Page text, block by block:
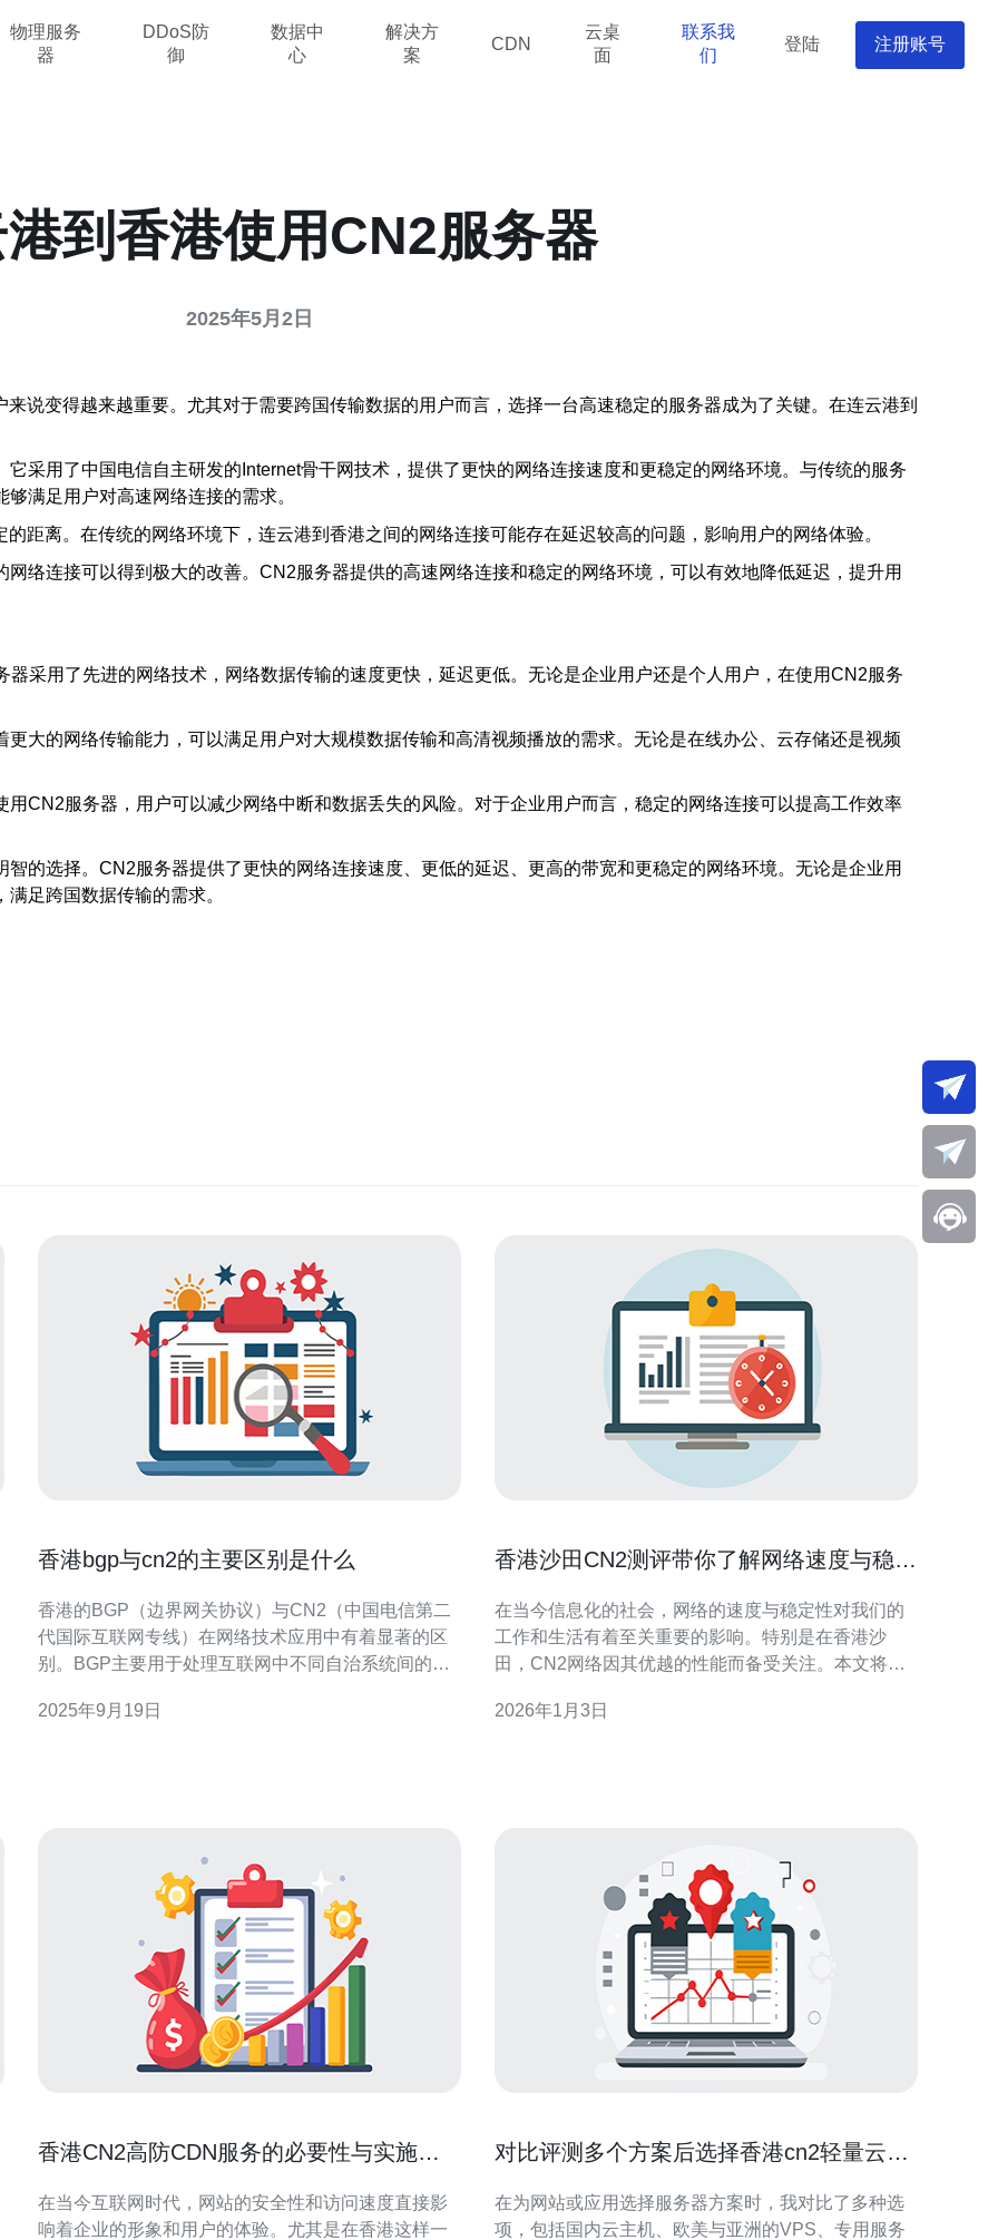
物理服务
器
DDoS防
御
数据中
心
解决方
案
CDN
云桌
面
联系我
们
登陆 注册账号
到香港使用CN2服务器
2025年5月2日
说变得越来越重要。尤其对于需要跨国传输数据的用户而言，选择一台高速稳定的服务器成为了关键。在连云港到
采用了中国电信自主研发的Internet骨干网技术，提供了更快的网络连接速度和更稳定的网络环境。与传统的服务
满足用户对高速网络连接的需求。
距离。在传统的网络环境下，连云港到香港之间的网络连接可能存在延迟较高的问题，影响用户的网络体验。
络连接可以得到极大的改善。CN2服务器提供的高速网络连接和稳定的网络环境，可以有效地降低延迟，提升用
采用了先进的网络技术，网络数据传输的速度更快，延迟更低。无论是企业用户还是个人用户，在使用CN2服务
大的网络传输能力，可以满足用户对大规模数据传输和高清视频播放的需求。无论是在线办公、云存储还是视频
CN2服务器，用户可以减少网络中断和数据丢失的风险。对于企业用户而言，稳定的网络连接可以提高工作效率
的选择。CN2服务器提供了更快的网络连接速度、更低的延迟、更高的带宽和更稳定的网络环境。无论是企业用
足跨国数据传输的需求。
香港bgp与cn2的主要区别是什么
香港的BGP（边界网关协议）与CN2（中国电信第二
代国际互联网专线）在网络技术应用中有着显著的区
别。BGP主要用于处理互联网中不同自治系统间的数
速度和稳定性而推出的专线服务。本文将深入探讨这
2025年9月19日
香港沙田CN2测评带你了解网络速度与稳定
在当今信息化的社会，网络的速度与稳定性对我们的
工作和生活有着至关重要的影响。特别是在香港沙
田，CN2网络因其优越的性能而备受关注。本文将为
试网络速度和稳定性。 1. 准备工作 在进行CN2测评之
2026年1月3日
香港CN2高防CDN服务的必要性与实施方
在当今互联网时代，网站的安全性和访问速度直接影
响着企业的形象和用户的体验。尤其是在香港这样一
对比评测多个方案后选择香港cn2轻量云的
在为网站或应用选择服务器方案时，我对比了多种选
项，包括国内云主机、欧美与亚洲的VPS、专用服务